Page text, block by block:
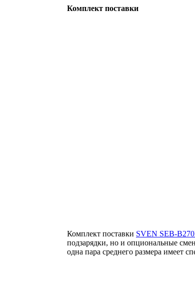
Комплект поставки
Комплект поставки SVEN SEB-
подзарядки, но и опциональные
одна пара среднего размера имеет